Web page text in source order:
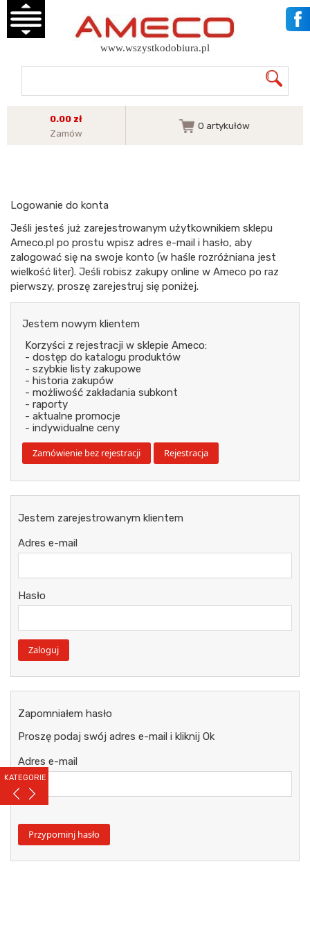
KATEGORIE
www.wszystkodobiura.pl
0.00 zł
Zamów
0 artykułów
Logowanie do konta
Jeśli jesteś już zarejestrowanym użytkownikiem sklepu
Ameco.pl po prostu wpisz adres e-mail i hasło, aby
zalogować się na swoje konto (w haśle rozróżniana jest
wielkość liter). Jeśli robisz zakupy online w Ameco po raz
pierwszy, proszę zarejestruj się poniżej.
Jestem nowym klientem
Korzyści z rejestracji w sklepie Ameco:
- dostęp do katalogu produktów
- szybkie listy zakupowe
- historia zakupów
- możliwość zakładania subkont
- raporty
- aktualne promocje
- indywidualne ceny
Jestem zarejestrowanym klientem
Adres e-mail
Hasło
Zapomniałem hasło
Proszę podaj swój adres e-mail i kliknij Ok
Adres e-mail